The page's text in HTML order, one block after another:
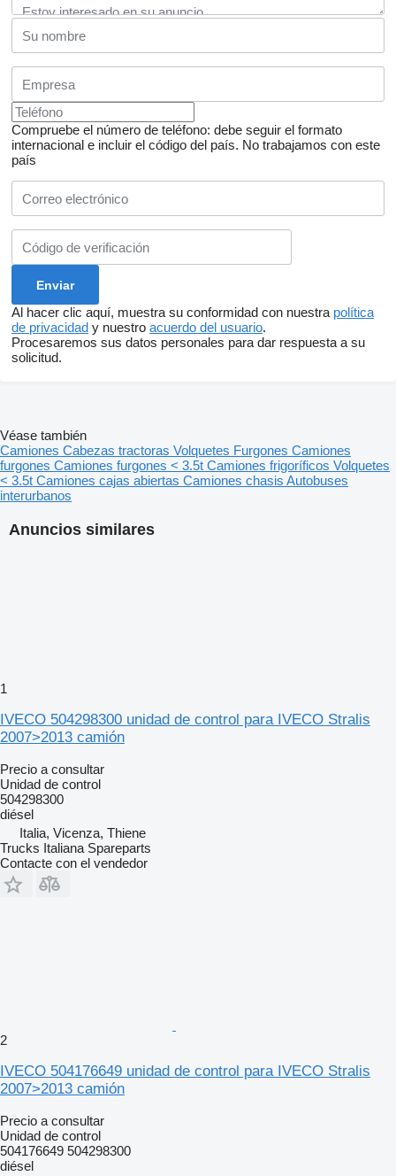
Compruebe el número de teléfono: debe seguir el formato
internacional e incluir el código del país. No trabajamos con este
país
Al hacer clic aquí, muestra su conformidad con nuestra política
de privacidad y nuestro acuerdo del usuario.
Procesaremos sus datos personales para dar respuesta a su
solicitud.
Anuncios similares
1
IVECO 504298300 unidad de control para IVECO Stralis
2007>2013 camión
Precio a consultar
Unidad de control
504298300
diésel
Italia, Vicenza, Thiene
Trucks Italiana Spareparts
Contacte con el vendedor
2
IVECO 504176649 unidad de control para IVECO Stralis
2007>2013 camión
Precio a consultar
Unidad de control
504176649 504298300
diésel
Véase también
Camiones Cabezas tractoras Volquetes Furgones Camiones
furgones Camiones furgones < 3.5t Camiones frigoríficos Volquetes
< 3.5t Camiones cajas abiertas Camiones chasis Autobuses
interurbanos